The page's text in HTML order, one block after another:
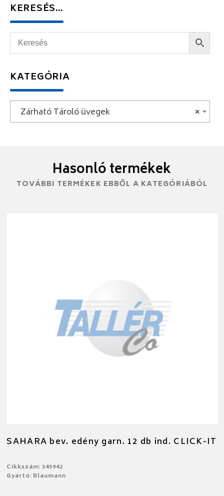
KERESÉS…
KATEGÓRIA
×
Zárható Tároló üvegek
Hasonló termékek
TOVÁBBI TERMÉKEK EBBŐL A KATEGÓRIÁBÓL
SAHARA bev. edény garn. 12 db ind. CLICK-IT
Cikkszám: 345942
Gyártó: Blaumann